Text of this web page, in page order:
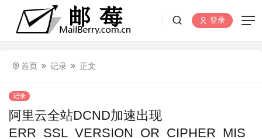
登录
首页 记录 正文
记录
阿里云全站DCND加速出现
ERR_SSL_VERSION_OR_CIPHER_MIS